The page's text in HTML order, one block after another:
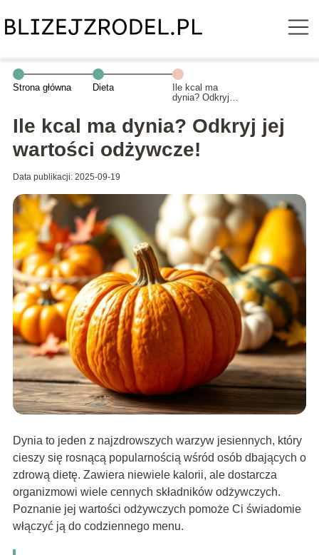
Strona główna Dieta
Ile kcal ma
dynia? Odkryj
odżywcze!
Ile kcal ma dynia? Odkryj jej
wartości odżywcze!
Data publikacji: 2025-09-19
Dynia to jeden z najzdrowszych warzyw jesiennych, który
cieszy się rosnącą popularnością wśród osób dbających o
zdrową dietę. Zawiera niewiele kalorii, ale dostarcza
organizmowi wiele cennych składników odżywczych.
Poznanie jej wartości odżywczych pomoże Ci świadomie
włączyć ją do codziennego menu.